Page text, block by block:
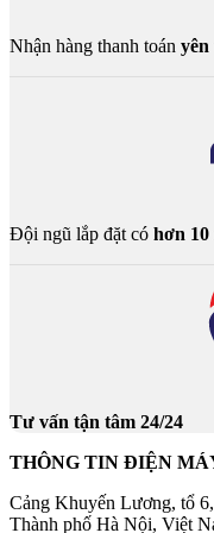
Nhận hàng thanh toán yên
Đội ngũ lắp đặt có hơn 10
Tư vấn tận tâm 24/24
THÔNG TIN ĐIỆN
Cảng Khuyến Lương, tổ
Thành phố Hà Nội, Việt